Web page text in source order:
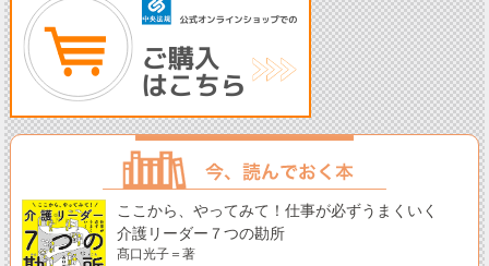
ここから、やってみて！仕事が必ずうまくいく
介護リーダー７つの勘所
髙口光子＝著